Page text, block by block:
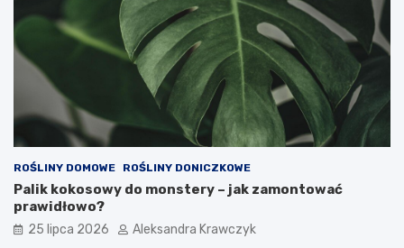
ROŚLINY DOMOWE ROŚLINY DONICZKOWE
Palik kokosowy do monstery – jak zamontować
prawidłowo?
25 lipca 2026 Aleksandra Krawczyk